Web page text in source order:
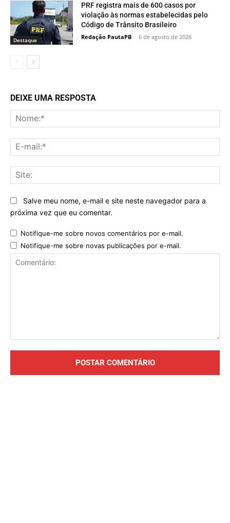
Destaque
PRF registra mais de 600 casos por
violação às normas estabelecidas pelo
Código de Trânsito Brasileiro
Redação PautaPB - 6 de agosto de 2026
DEIXE UMA RESPOSTA
Salve meu nome, e-mail e site neste navegador para a
próxima vez que eu comentar.
Notifique-me sobre novos comentários por e-mail.
Notifique-me sobre novas publicações por e-mail.